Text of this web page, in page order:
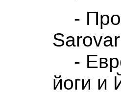
-
Sarovar
-
йоги и